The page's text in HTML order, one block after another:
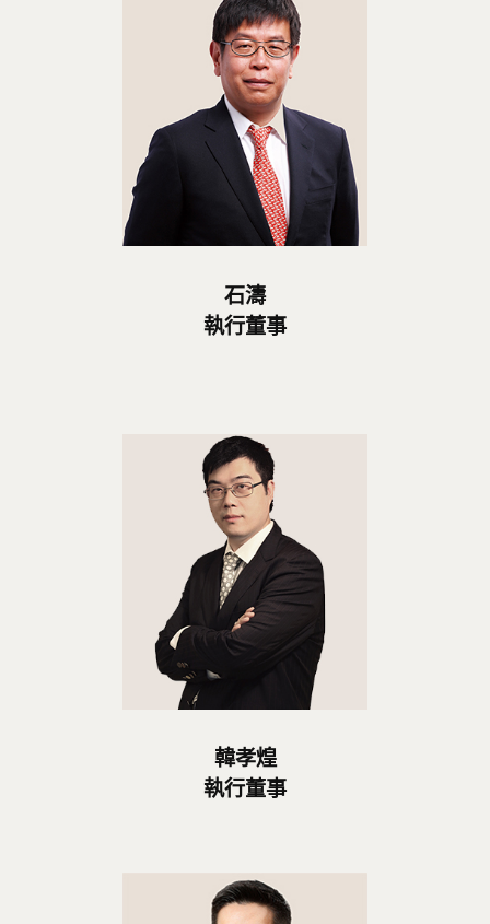
石濤
執行董事
韓孝煌
執行董事